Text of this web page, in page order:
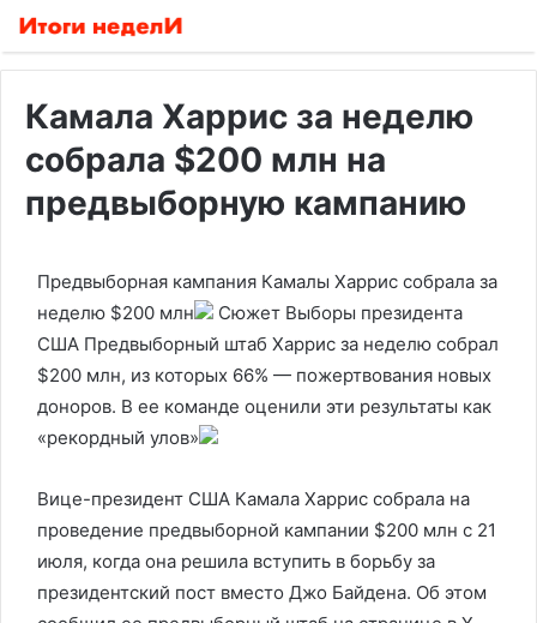
Камала Харрис за неделю
собрала $200 млн на
предвыборную кампанию
Предвыборная кампания Камалы Харрис собрала за
неделю $200 млн
Сюжет Выборы президента
США Предвыборный штаб Харрис за неделю собрал
$200 млн, из которых 66% — пожертвования новых
доноров. В ее команде оценили эти результаты как
«рекордный улов»
Вице-президент США Камала Харрис собрала на
проведение предвыборной кампании $200 млн с 21
июля, когда она решила вступить в борьбу за
президентский пост вместо Джо Байдена. Об этом